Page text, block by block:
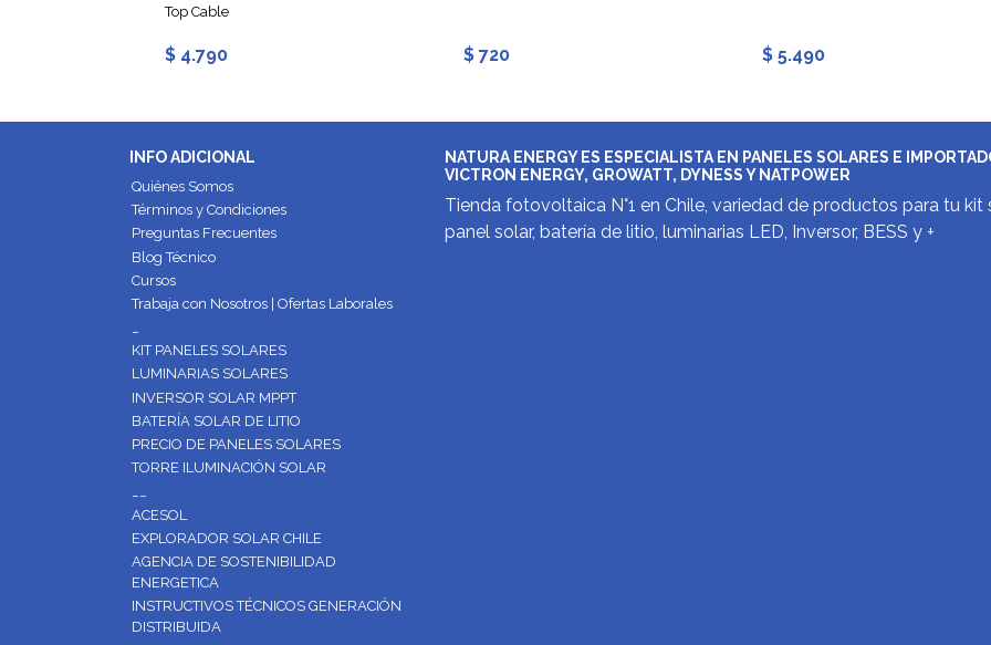
Top Cable
$ 4.790 $ 720 $ 5.490
INFO ADICIONAL
Quiénes Somos
Términos y Condiciones
Preguntas Frecuentes
Blog Técnico
Cursos
Trabaja con Nosotros | Ofertas Laborales
KIT PANELES SOLARES
LUMINARIAS SOLARES
INVERSOR SOLAR MPPT
BATERÍA SOLAR DE LITIO
PRECIO DE PANELES SOLARES
TORRE ILUMINACIÓN SOLAR
ACESOL
EXPLORADOR SOLAR CHILE
AGENCIA DE SOSTENIBILIDAD
ENERGETICA
INSTRUCTIVOS TÉCNICOS GENERACIÓN
DISTRIBUIDA
NATURA ENERGY ES ESPECIALISTA EN PANELES SOLARES E
VICTRON ENERGY, GROWATT, DYNESS Y NATPOWER
Tienda fotovoltaica N°1 en Chile, variedad de productos para tu kit
panel solar, batería de litio, luminarias LED, Inversor, BESS y +